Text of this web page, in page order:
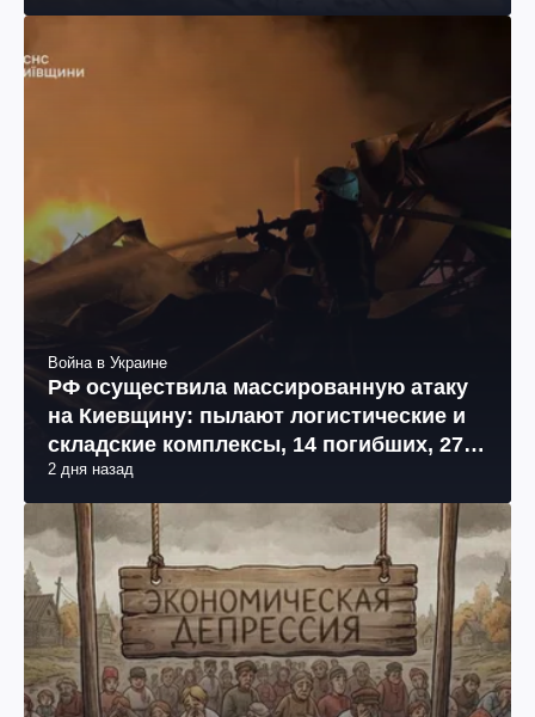
Война в Украине
РФ осуществила массированную атаку
на Киевщину: пылают логистические и
складские комплексы, 14 погибших, 27
раненых (фото, видео)
2 дня назад